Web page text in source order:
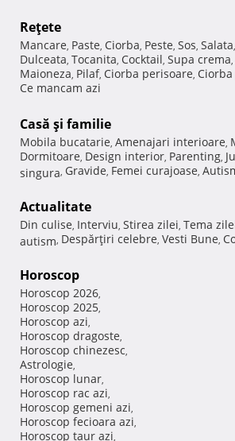
Reţete
Mancare, Paste, Ciorba, Peste, Sos, Salata,
Dulceata, Tocanita, Cocktail, Supa crema,
Maioneza, Pilaf, Ciorba perisoare,
Ce mancam azi
Casă şi familie
Mobila bucatarie, Amenajari interioare,
Dormitoare, Design interior, Parenting,
singura, Gravide, Femei curajoase,
Actualitate
Din culise, Interviu, Stirea zilei, Tema
autism, Despărţiri celebre, Vesti Bune,
Horoscop
Horoscop 2026,
Horoscop 2025,
Horoscop azi,
Horoscop dragoste,
Horoscop chinezesc,
Astrologie,
Horoscop lunar,
Horoscop rac azi,
Horoscop gemeni azi,
Horoscop fecioara azi,
Horoscop taur azi,